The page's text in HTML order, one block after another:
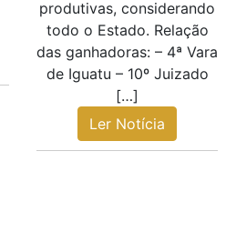
produtivas, considerando
todo o Estado. Relação
das ganhadoras: – 4ª Vara
de Iguatu – 10º Juizado
[…]
Ler Notícia